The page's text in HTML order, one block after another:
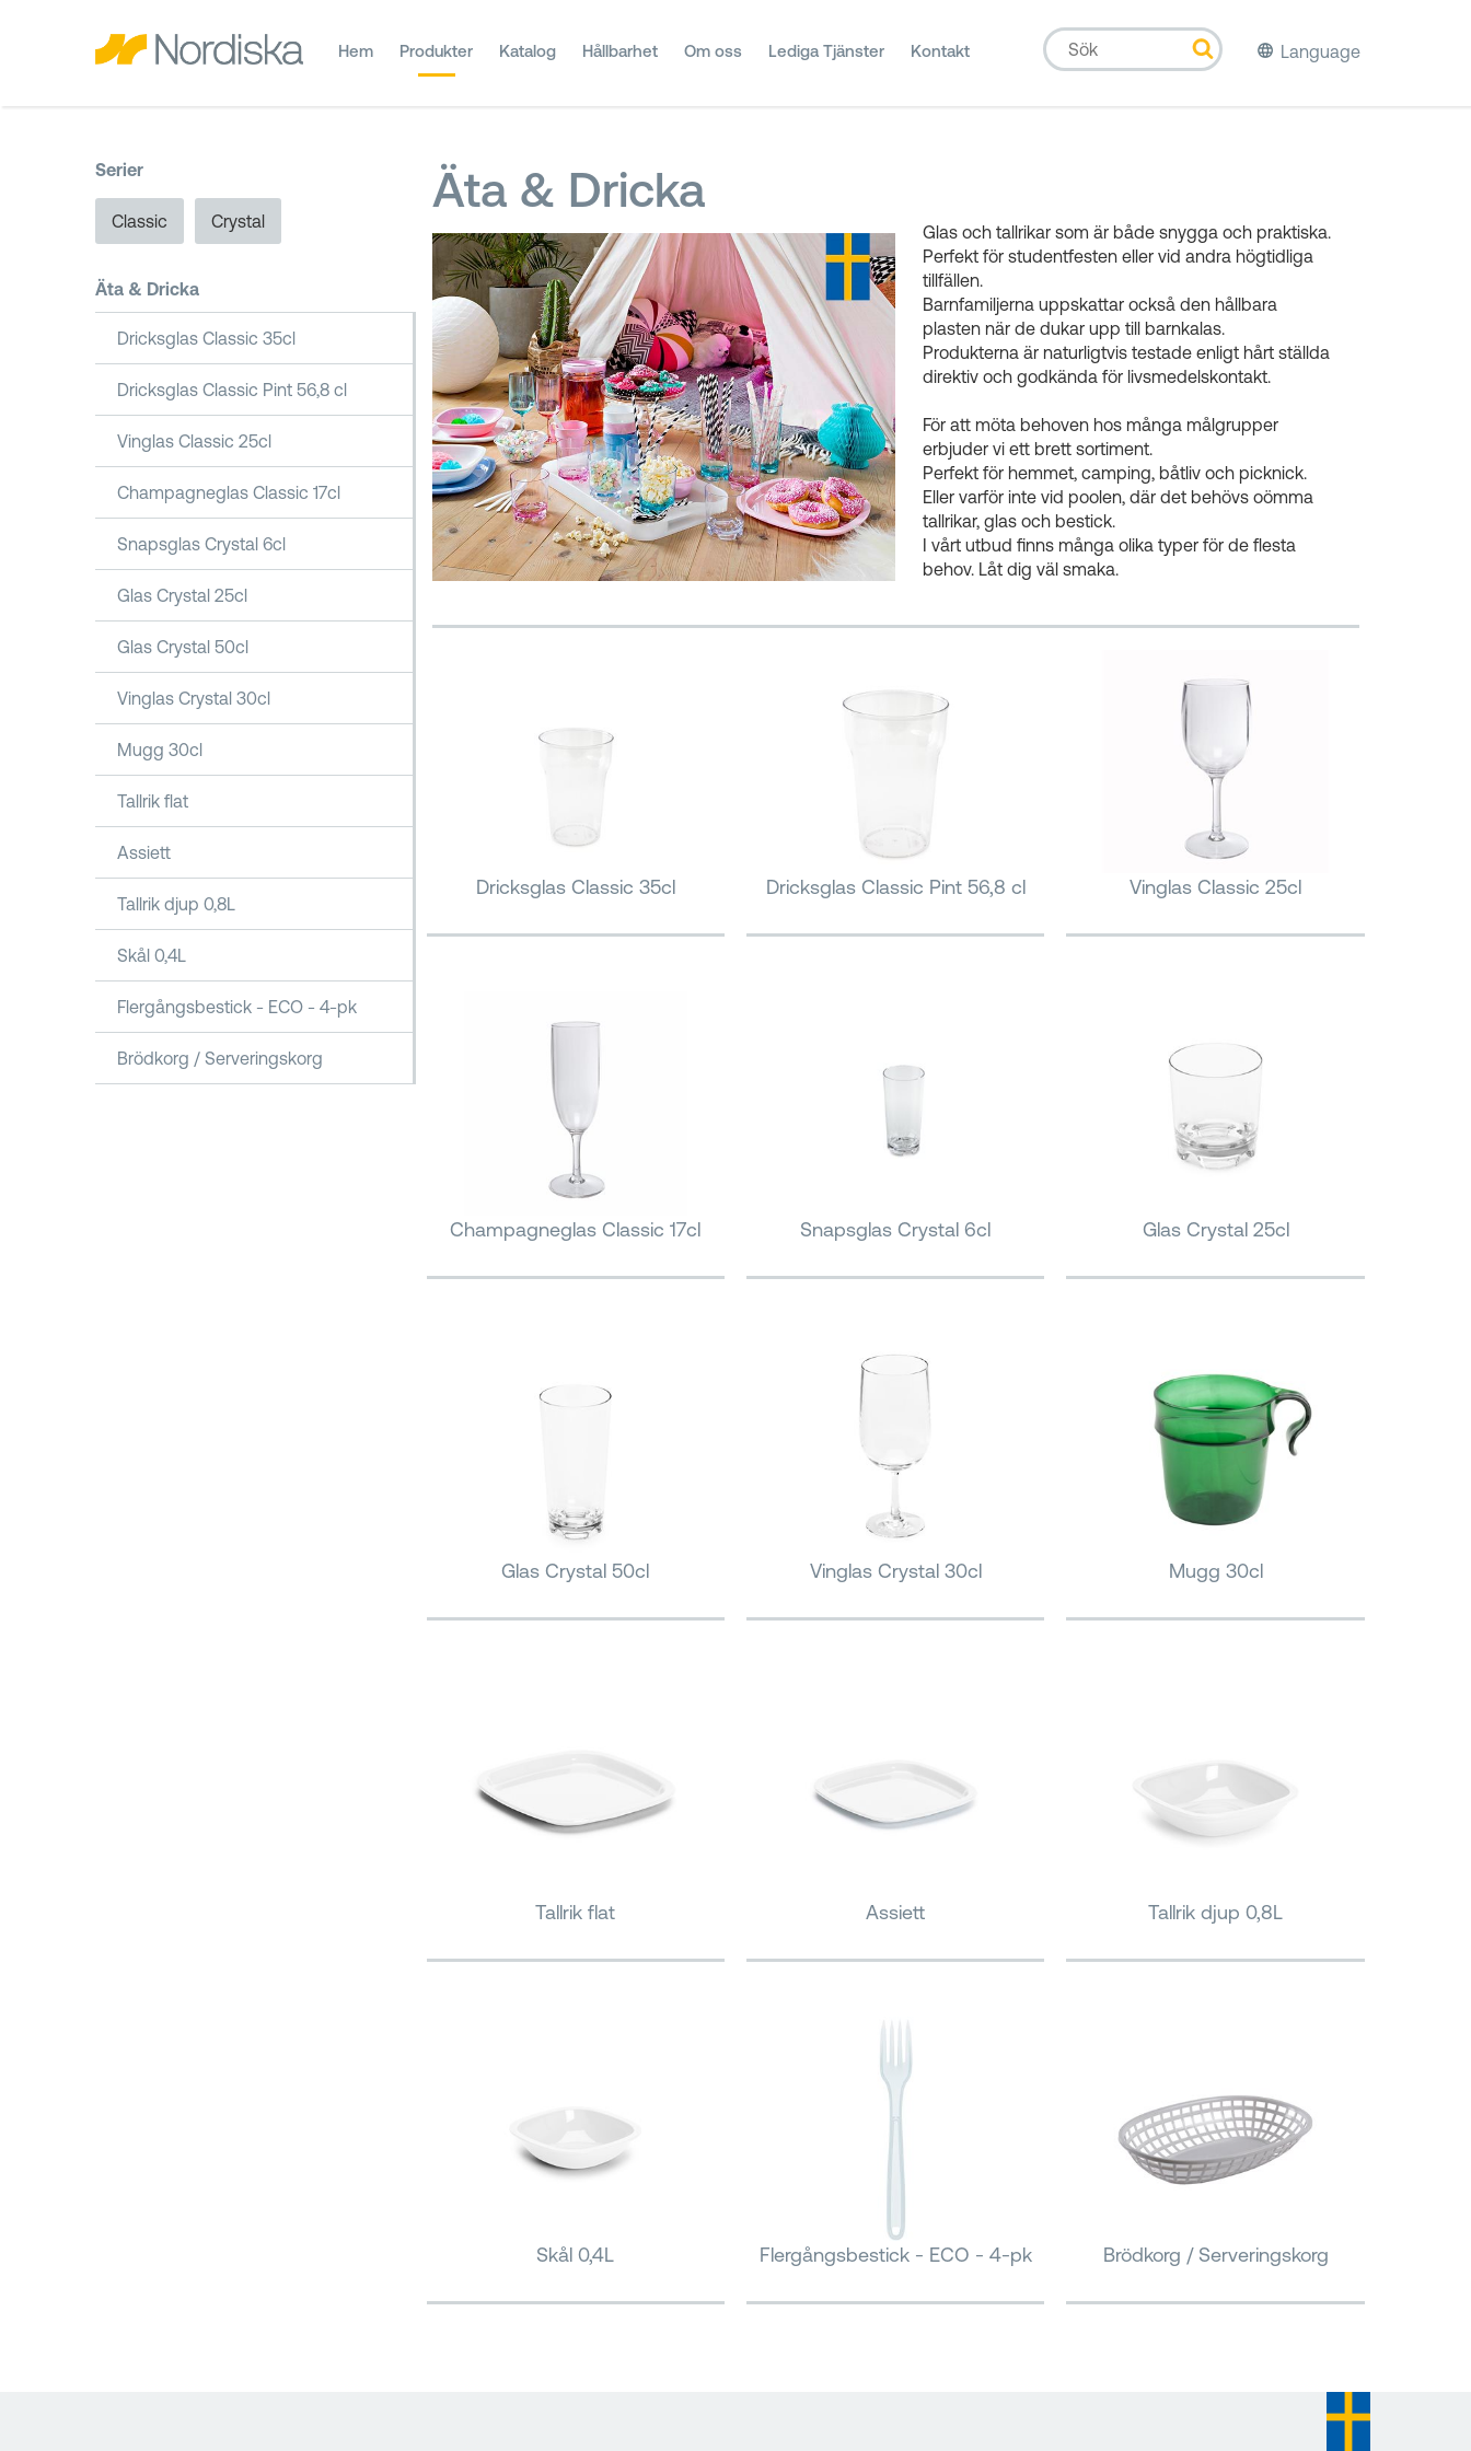
Hem Produkter Katalog Hållbarhet Om oss Lediga Tjänster Kontakt Language
Serier
Classic Crystal
Äta & Dricka
Dricksglas Classic 35cl
Dricksglas Classic Pint 56,8 cl
Vinglas Classic 25cl
Champagneglas Classic 17cl
Snapsglas Crystal 6cl
Glas Crystal 25cl
Glas Crystal 50cl
Vinglas Crystal 30cl
Mugg 30cl
Tallrik flat
Assiett
Tallrik djup 0,8L
Skål 0,4L
Flergångsbestick - ECO - 4-pk
Brödkorg / Serveringskorg
Äta & Dricka
Glas och tallrikar som är både snygga och praktiska.
Perfekt för studentfesten eller vid andra högtidliga
tillfällen.
Barnfamiljerna uppskattar också den hållbara
plasten när de dukar upp till barnkalas.
Produkterna är naturligtvis testade enligt hårt ställda
direktiv och godkända för livsmedelskontakt.
För att möta behoven hos många målgrupper
erbjuder vi ett brett sortiment.
Perfekt för hemmet, camping, båtliv och picknick.
Eller varför inte vid poolen, där det behövs oömma
tallrikar, glas och bestick.
I vårt utbud finns många olika typer för de flesta
behov. Låt dig väl smaka.
Dricksglas Classic 35cl Dricksglas Classic Pint 56,8 cl Vinglas Classic 25cl
Champagneglas Classic 17cl Snapsglas Crystal 6cl Glas Crystal 25cl
Glas Crystal 50cl Vinglas Crystal 30cl Mugg 30cl
Tallrik flat Assiett Tallrik djup 0,8L
Skål 0,4L Flergångsbestick - ECO - 4-pk Brödkorg / Serveringskorg